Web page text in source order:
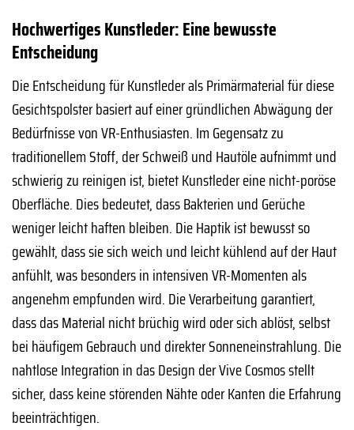
Hochwertiges Kunstleder: Eine bewusste
Entscheidung
Die Entscheidung für Kunstleder als Primärmaterial für diese
Gesichtspolster basiert auf einer gründlichen Abwägung der
Bedürfnisse von VR-Enthusiasten. Im Gegensatz zu
traditionellem Stoff, der Schweiß und Hautöle aufnimmt und
schwierig zu reinigen ist, bietet Kunstleder eine nicht-poröse
Oberfläche. Dies bedeutet, dass Bakterien und Gerüche
weniger leicht haften bleiben. Die Haptik ist bewusst so
gewählt, dass sie sich weich und leicht kühlend auf der Haut
anfühlt, was besonders in intensiven VR-Momenten als
angenehm empfunden wird. Die Verarbeitung garantiert,
dass das Material nicht brüchig wird oder sich ablöst, selbst
bei häufigem Gebrauch und direkter Sonneneinstrahlung. Die
nahtlose Integration in das Design der Vive Cosmos stellt
sicher, dass keine störenden Nähte oder Kanten die Erfahrung
beeinträchtigen.